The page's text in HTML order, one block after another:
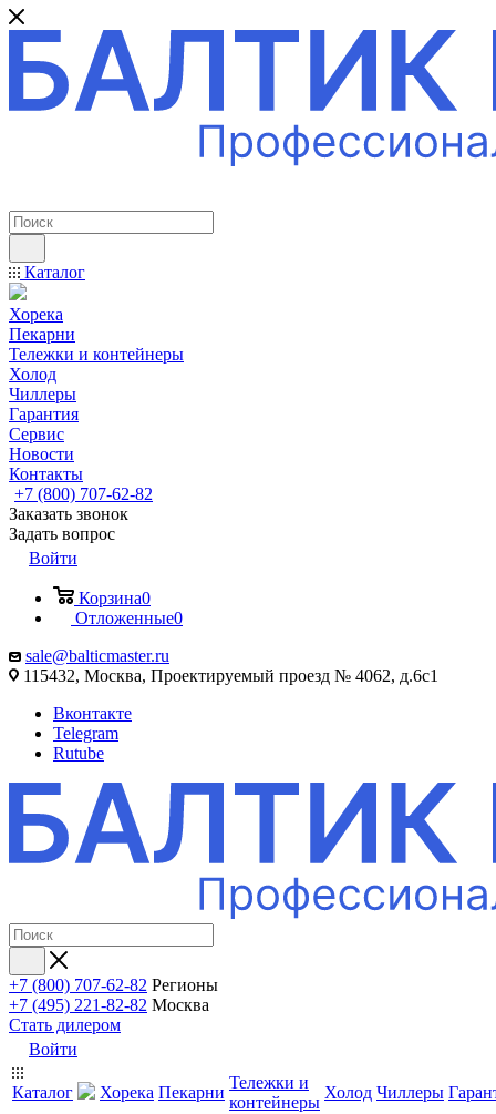
Каталог
Хорека
Пекарни
Тележки и контейнеры
Холод
Чиллеры
Гарантия
Сервис
Новости
Контакты
+7 (800) 707-62-82
Заказать звонок
Задать вопрос
Войти
Корзина0
Отложенные0
sale@balticmaster.ru
115432, Москва, Проектируемый проезд № 4062, д.6с1
Вконтакте
Telegram
Rutube
+7 (800) 707-62-82 Регионы
+7 (495) 221-82-82 Москва
Стать дилером
Войти
Каталог Хорека Пекарни
Тележки и
контейнеры
Холод Чиллеры